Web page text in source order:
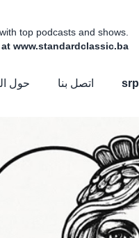
top podcasts and shows.
www.standardclassic.ba
حول اتصل بنا srp